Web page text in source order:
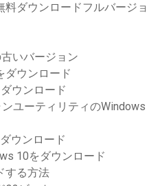
ダウンロードフルバージョ
いバージョン
ダウンロード
ウンロード
ユーティリティのWindows
ウンロード
10をダウンロード
する方法